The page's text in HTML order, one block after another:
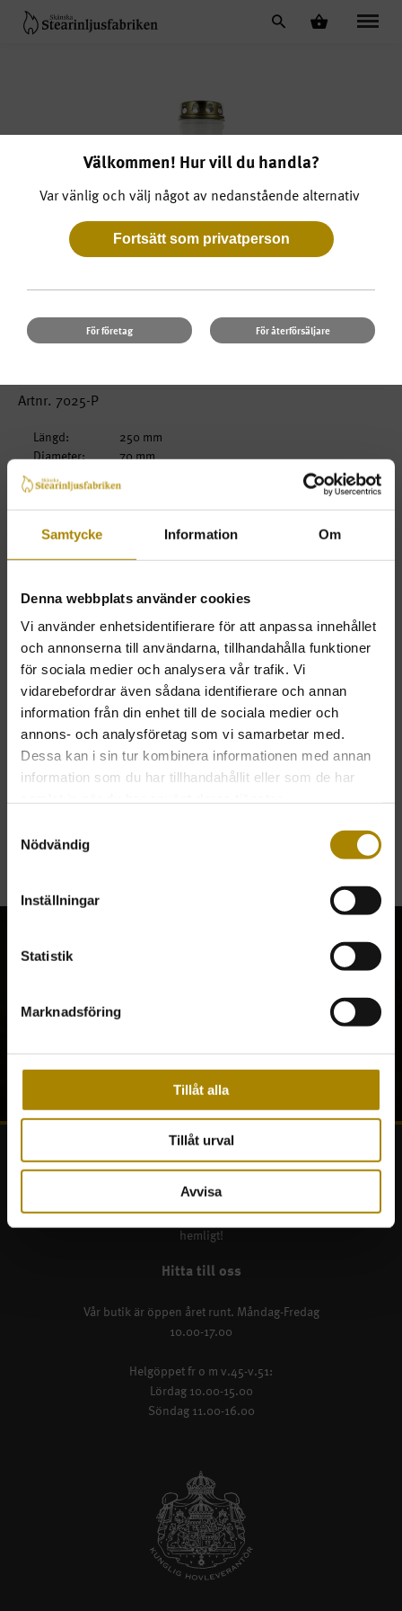
Samtycke Information Om
Denna webbplats använder cookies
Vi använder enhetsidentifierare för att anpassa innehållet
och annonserna till användarna, tillhandahålla funktioner
för sociala medier och analysera vår trafik. Vi
vidarebefordrar även sådana identifierare och annan
information från din enhet till de sociala medier och
annons- och analysföretag som vi samarbetar med.
Dessa kan i sin tur kombinera informationen med annan
information som du har tillhandahållit eller som de har
Nödvändig
Inställningar
Statistik
Marknadsföring
Tillåt alla
Tillåt urval
Avvisa
Artnr. 7025-P
Längd:
250 mm
Diameter:
70 mm
Brinntid:
Fot:
Form:
Beskrivning
OBS! Enbart för utomhus bruk. 100% Paraffin.
Med texten: Den finaste bland änglar...
Beställ Pris Antal
1-pack 54kr
ink. moms
KÖP
TILLBAKA
LÄGSTA BELOPP FÖR ATT HANDLA 500 KR
FABRIKSBUTIKEN
Ett verkligt smultronställe, som inte hålls
hemligt!
Hitta till oss
Vår butik är öppen året runt. Måndag-Fredag
10.00-17.00
Helgöppet fr o m v.45-v.51:
Lördag 10.00-15.00
Söndag 11.00-16.00
Välkommen! Hur vill du handla?
Var vänlig och välj något av nedanstående alternativ
För företag För återförsäljare